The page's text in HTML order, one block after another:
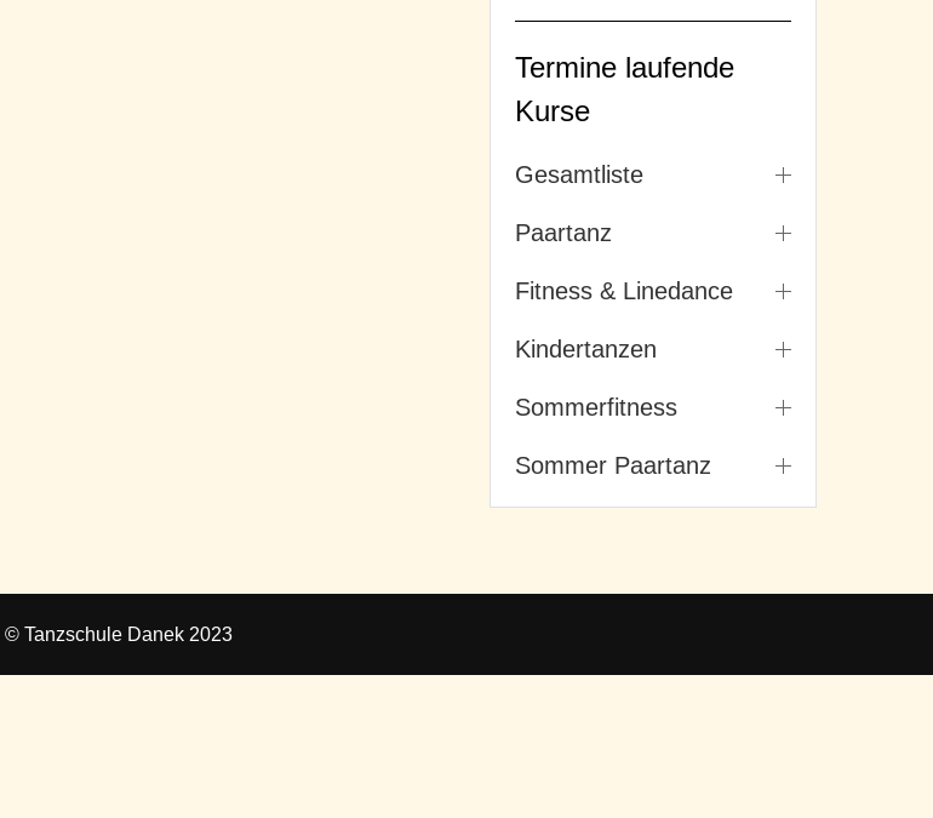
Termine laufende
Kurse
Gesamtliste
Paartanz
Fitness & Linedance
Kindertanzen
Sommerfitness
Sommer Paartanz
© Tanzschule Danek 2023